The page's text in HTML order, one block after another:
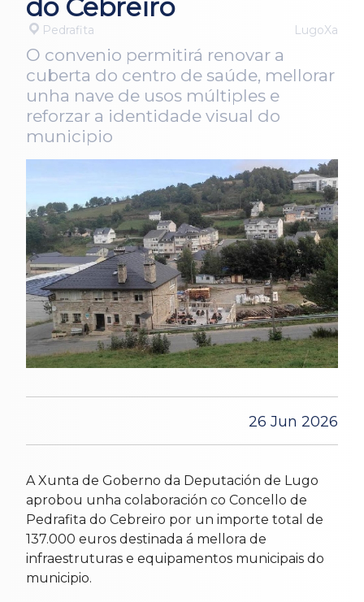
do Cebreiro
Pedrafita LugoXa
O convenio permitirá renovar a
cuberta do centro de saúde, mellorar
unha nave de usos múltiples e
reforzar a identidade visual do
municipio
26 Jun 2026
A Xunta de Goberno da Deputación de Lugo
aprobou unha colaboración co Concello de
Pedrafita do Cebreiro por un importe total de
137.000 euros destinada á mellora de
infraestruturas e equipamentos municipais do
municipio.